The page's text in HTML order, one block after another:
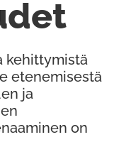
kehittymistä
etenemisestä
ja
on